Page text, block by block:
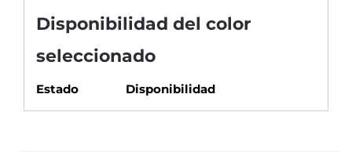
Disponibilidad del color
seleccionado
Estado Disponibilidad